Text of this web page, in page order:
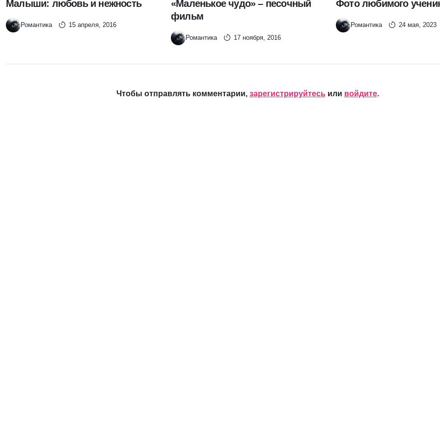
Малыши: любовь и нежность
Романтика 15 апреля, 2016
«Маленькое чудо» – песочный
фильм
Романтика 17 ноября, 2016
Фото любимого
Романтика 24 мая, 2023
Чтобы отправлять комментарии, зарегистрируйтесьили войдите.